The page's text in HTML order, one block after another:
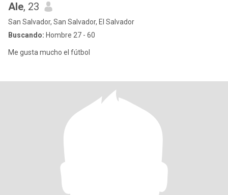
Ale, 23
San Salvador, San Salvador, El Salvador
Buscando: Hombre 27 - 60
Me gusta mucho el fútbol